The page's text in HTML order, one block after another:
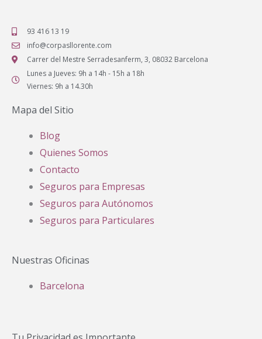
93 416 13 19
info@corpasllorente.com
Carrer del Mestre Serradesanferm, 3, 08032 Barcelona
Lunes a Jueves: 9h a 14h - 15h a 18h
Viernes: 9h a 14.30h
Mapa del Sitio
Blog
Quienes Somos
Contacto
Seguros para Empresas
Seguros para Autónomos
Seguros para Particulares
Nuestras Oficinas
Barcelona